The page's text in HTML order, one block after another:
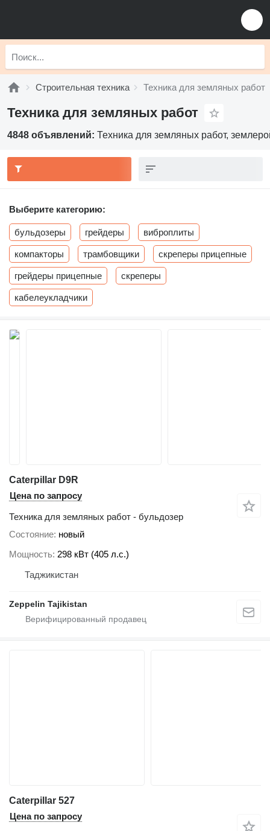
Строительная техника Техника для земляных работ
Техника для земляных работ
4848 объявлений: Техника для земляных работ,
Выберите категорию:
бульдозеры грейдеры виброплиты
компакторы трамбовщики скреперы прицепные
грейдеры прицепные скреперы
кабелеукладчики
Caterpillar D9R
Цена по запросу
Техника для земляных работ - бульдозер
Состояние новый
Мощность 298 кВт (405 л.с.)
Таджикистан
Zeppelin Tajikistan
Caterpillar 527
Цена по запросу